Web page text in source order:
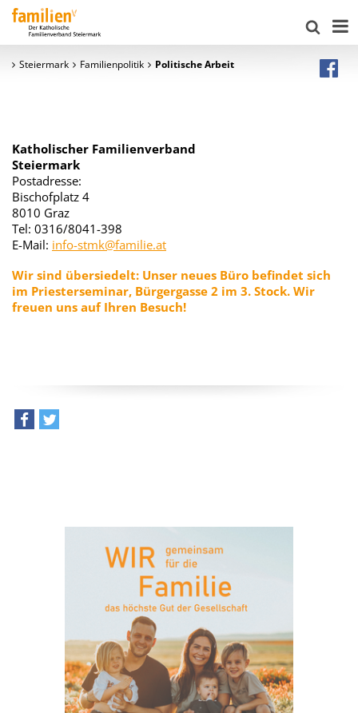
Steiermark Familienpolitik Politische Arbeit
Katholischer Familienverband
Steiermark
Postadresse:
Bischofplatz 4
8010 Graz
Tel: 0316/8041-398
E-Mail: info-stmk@familie.at
Wir sind übersiedelt: Unser neues Büro befindet sich
im Priesterseminar, Bürgergasse 2 im 3. Stock. Wir
freuen uns auf Ihren Besuch!